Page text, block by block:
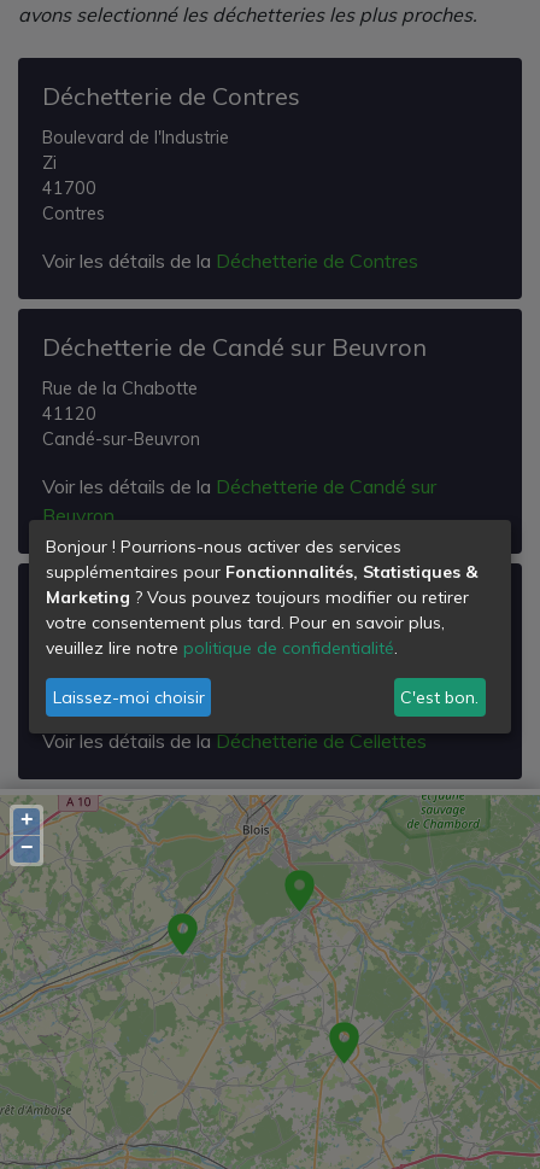
avons selectionné les déchetteries les plus proches.
Déchetterie de Contres
Boulevard de l'Industrie
Zi
41700
Contres
Voir les détails de la Déchetterie de Contres
Déchetterie de Candé sur Beuvron
Rue de la Chabotte
41120
Candé-sur-Beuvron
Voir les détails de la Déchetterie de Candé sur
Beuvron
Déchetterie de Cellettes
Chemin de Charlemagne
Cellettes
Voir les détails de laDéchetterie de Cellettes
+
−
Bonjour ! Pourrions-nous activer des services
supplémentaires pour Fonctionnalités, Statistiques &
Marketing ? Vous pouvez toujours modifier ou retirer
votre consentement plus tard. Pour en savoir plus,
veuillez lire notre politique de confidentialité.
Laissez-moi choisir C'est bon.